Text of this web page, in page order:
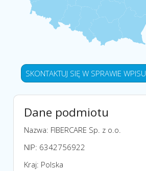
SKONTAKTUJ SIĘ W SPRAWIE WPISU
Dane podmiotu
Nazwa: FIBERCARE Sp. z o.o.
NIP: 6342756922
Kraj: Polska